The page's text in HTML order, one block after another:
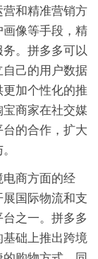
和精准营销方
像等手段，精
。拼多多可以
己的用户数据
加个性化的推
商家在社交媒
的合作，扩大
电商方面的经
国际物流和支
之一。拼多多
础上推出跨境